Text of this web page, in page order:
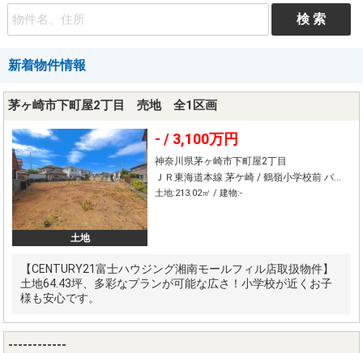
新着物件情報
茅ヶ崎市下町屋2丁目 売地 全1区画
土地
- / 3,100万円
神奈川県茅ヶ崎市下町屋2丁目
ＪＲ東海道本線 茅ケ崎 / 鶴嶺小学校前 バス11分 停歩6分
土地:213.02㎡ / 建物:-
【CENTURY21富士ハウジング湘南モールフィル店取扱物件】
土地64.43坪、多彩なプランが可能な広さ！小学校が近くお子
様も安心です。
------------